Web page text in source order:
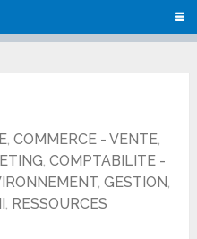
,COMMERCE - VENTE,
,COMPTABILITE -
,GESTION,
, RESSOURCES